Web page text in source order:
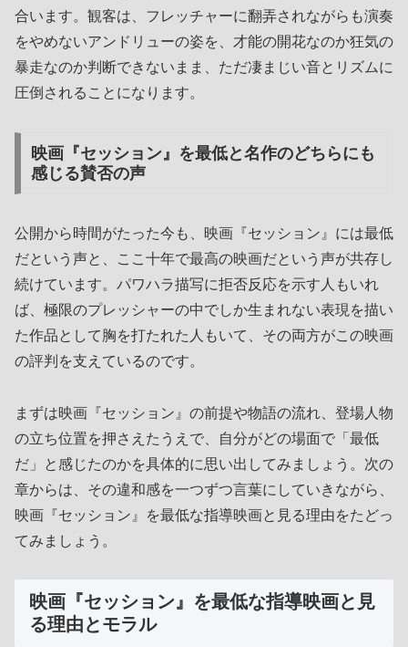
合います。観客は、フレッチャーに翻弄されながらも演奏
をやめないアンドリューの姿を、才能の開花なのか狂気の
暴走なのか判断できないまま、ただ凄まじい音とリズムに
圧倒されることになります。
映画『セッション』を最低と名作のどちらにも
感じる賛否の声
公開から時間がたった今も、映画『セッション』には最低
だという声と、ここ十年で最高の映画だという声が共存し
続けています。パワハラ描写に拒否反応を示す人もいれ
ば、極限のプレッシャーの中でしか生まれない表現を描い
た作品として胸を打たれた人もいて、その両方がこの映画
の評判を支えているのです。
まずは映画『セッション』の前提や物語の流れ、登場人物
の立ち位置を押さえたうえで、自分がどの場面で「最低
だ」と感じたのかを具体的に思い出してみましょう。次の
章からは、その違和感を一つずつ言葉にしていきながら、
映画『セッション』を最低な指導映画と見る理由をたどっ
てみましょう。
映画『セッション』を最低な指導映画と見
る理由とモラル